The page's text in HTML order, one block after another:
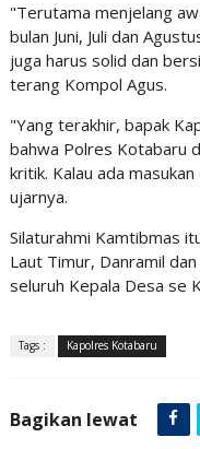
"Terutama menjelang
bulan Juni, Juli dan
juga harus solid dan
terang Kompol Agus.
"Yang terakhir, bapak
bahwa Polres Kotabaru
kritik. Kalau ada
ujarnya.
Silaturahmi Kamtibmas
Laut Timur, Danramil
seluruh Kepala Desa se
Tags : Kapolres Kotabaru
Bagikan lewat